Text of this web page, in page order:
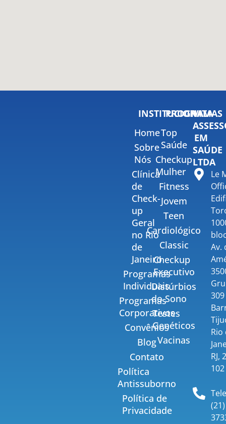
INSTITUCIONAL
Home
Sobre
Nós
Clínica
de
Check-
up
Geral
no Rio
de
Janeiro
Programas
Individuais
Programas
Corporativos
Convênios
Blog
Contato
Política
Antissuborno
Política de
Privacidade
PROGRAMAS
Top
Saúde
Checkup
Mulher
Fitness
Jovem
Teen
Cardiológico
Classic
Checkup
Executivo
Distúrbios
do Sono
Testes
Genéticos
Vacinas
VITA
EM
SAÚDE
LTDA
Le
Av.
Rio
RJ,
102
(21)